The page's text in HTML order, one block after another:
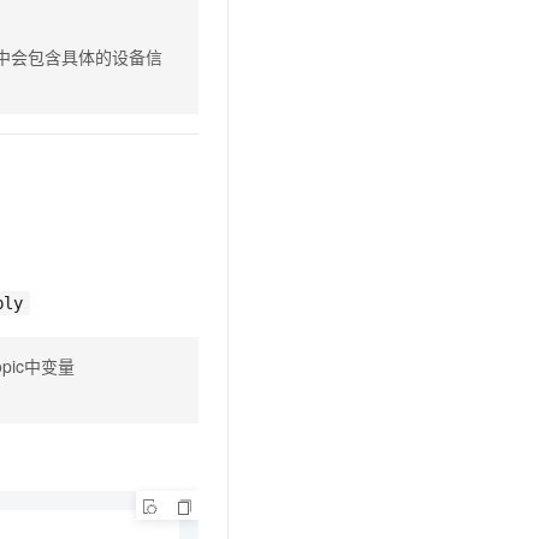
会包含具体的设备信
中变量
从文本、图片、视频中提取结构化的属性信息
键激活高效办公新体验